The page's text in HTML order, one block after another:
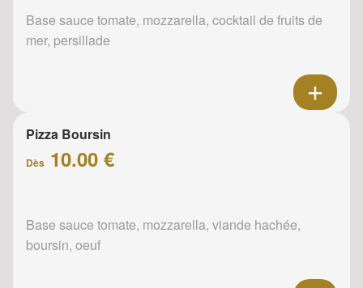
Base sauce tomate, mozzarella, cocktail de fruits de
mer, persillade
Pizza Boursin
Dès 10.00 €
Base sauce tomate, mozzarella, viande hachée,
boursin, oeuf